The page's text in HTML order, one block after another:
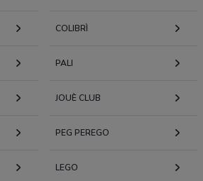
COLIBRÌ
PALI
JOUÈ CLUB
PEG PEREGO
LEGO